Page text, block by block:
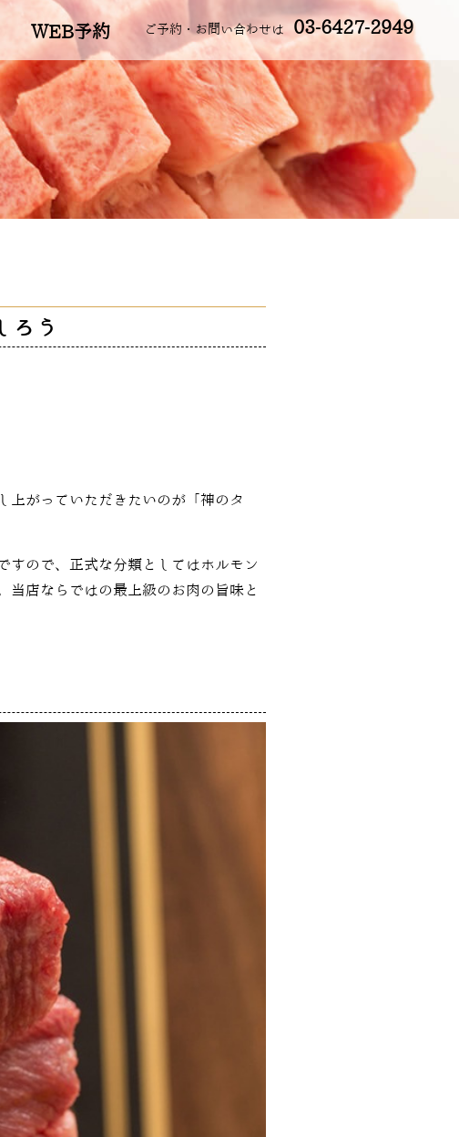
WEB予約 ご予約・お問い合わせは 03-6427-2949
ろう
上がっていただきたいのが「神のタ
すので、正式な分類としてはホルモン
当店ならではの最上級のお肉の旨味と